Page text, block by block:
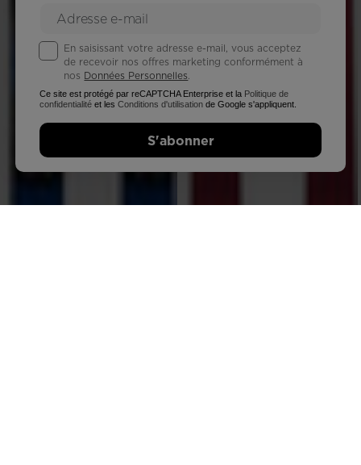
En saisissant votre adresse e-mail, vous acceptez
de recevoir nos offres marketing conformément à
nos Données Personnelles.
Ce site est protégé par reCAPTCHA Enterprise et la Politique de
confidentialité et lesConditions d'utilisation de Google s'appliquent.
S'abonner